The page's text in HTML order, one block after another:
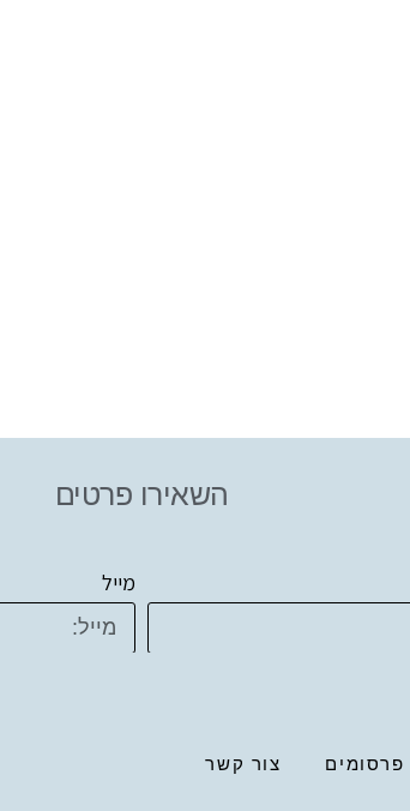
השאירו פרטים
מייל
פרסומים צור קשר